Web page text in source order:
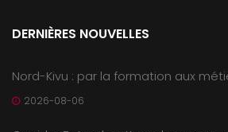
DERNIÈRES NOUVELLES
Nord-Kivu : par la formation aux
2026-08-06